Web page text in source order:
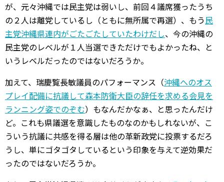
が、元々沖縄では民主党は弱いし、前回４議席獲ったうち
の２人は離党しているし（ともに無所属で再選）、もう民
主党沖縄県連内がごたごたしていたわけだし、今の沖縄の
民主党のレベルが１人当選できただけでもよかったね、と
いうレベルだったのではないだろうか。
加えて、瑞慶覧長敏議員のパフォーマンス（沖縄へのオス
プレイ配備に抗議して森本防衛大臣の辞任を求める会見を
ランニング姿でのぞむ）もなんだかなぁ、と思ったんだけ
ど。これも県議選を意識したものなのかもしれないが、こ
ういう抗議に共感を得る層は他の革新政党に投票するだろ
うし、単にゴタゴタしているという印象を与えて逆効果だ
ったのではないだろうか。